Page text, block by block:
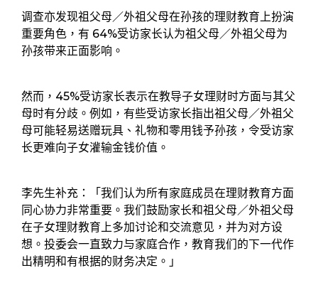
调查亦发现祖父母／外祖父母在孙孩的理财教育上扮演
重要角色，有 64%受访家长认为祖父母／外祖父母为
孙孩带来正面影响。
然而，45%受访家长表示在教导子女理财时方面与其父
母时有分歧。例如，有些受访家长指出祖父母／外祖父
母可能轻易送赠玩具、礼物和零用钱予孙孩，令受访家
长更难向子女灌输金钱价值。
李先生补充：「我们认为所有家庭成员在理财教育方面
同心协力非常重要。我们鼓励家长和祖父母／外祖父母
在子女理财教育上多加讨论和交流意见，并为对方设
想。投委会一直致力与家庭合作，教育我们的下一代作
出精明和有根据的财务决定。」